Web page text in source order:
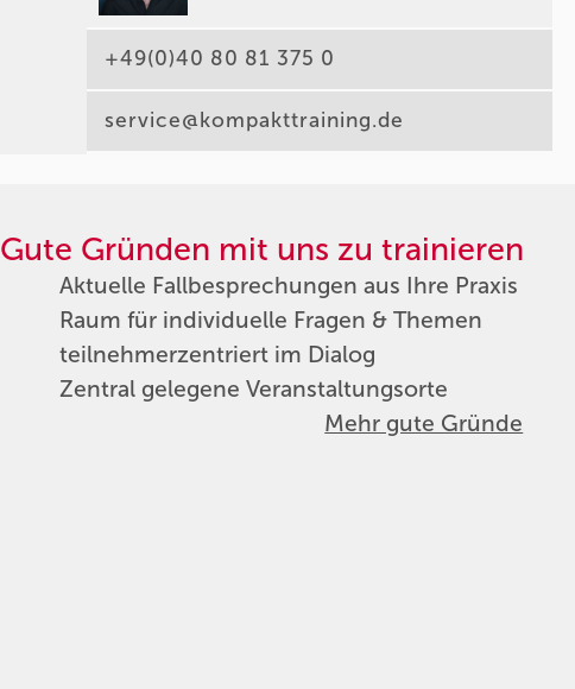
+49(0)40 80 81 375 0
service@kompakttraining.de
Gute Gründen mit uns zu trainieren
Aktuelle Fallbesprechungen aus Ihre Praxis
Raum für individuelle Fragen & Themen
teilnehmerzentriert im Dialog
Zentral gelegene Veranstaltungsorte
Mehr gute Gründe